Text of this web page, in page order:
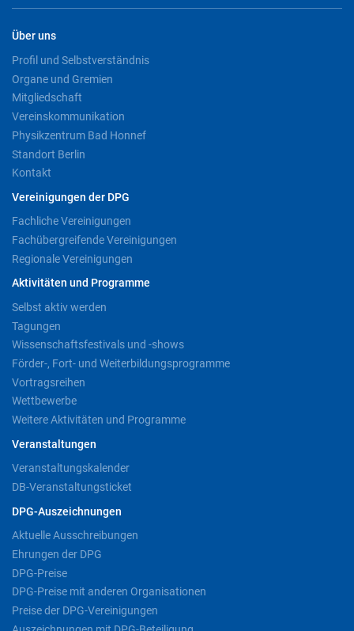
Über uns
Profil und Selbstverständnis
Organe und Gremien
Mitgliedschaft
Vereinskommunikation
Physikzentrum Bad Honnef
Standort Berlin
Kontakt
Vereinigungen der DPG
Fachliche Vereinigungen
Fachübergreifende Vereinigungen
Regionale Vereinigungen
Aktivitäten und Programme
Selbst aktiv werden
Tagungen
Wissenschaftsfestivals und -shows
Förder-, Fort- und Weiterbildungsprogramme
Vortragsreihen
Wettbewerbe
Weitere Aktivitäten und Programme
Veranstaltungen
Veranstaltungskalender
DB-Veranstaltungsticket
DPG-Auszeichnungen
Aktuelle Ausschreibungen
Ehrungen der DPG
DPG-Preise
DPG-Preise mit anderen Organisationen
Preise der DPG-Vereinigungen